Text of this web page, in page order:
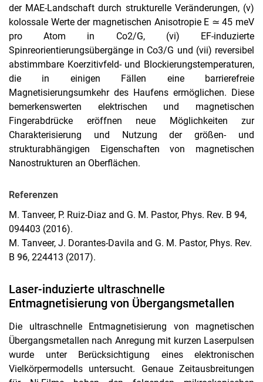
der MAE-Landschaft durch strukturelle Veränderungen, (v)
kolossale Werte der magnetischen Anisotropie E ≃ 45 meV
pro Atom in Co2/G, (vi) EF-induzierte
Spinreorientierungsübergänge in Co3/G und (vii) reversibel
abstimmbare Koerzitivfeld- und Blockierungstemperaturen,
die in einigen Fällen eine barrierefreie
Magnetisierungsumkehr des Haufens ermöglichen. Diese
bemerkenswerten elektrischen und magnetischen
Fingerabdrücke eröffnen neue Möglichkeiten zur
Charakterisierung und Nutzung der größen- und
strukturabhängigen Eigenschaften von magnetischen
Nanostrukturen an Oberflächen.
Referenzen
M. Tanveer, P. Ruiz-Diaz and G. M. Pastor, Phys. Rev. B 94,
094403 (2016).
M. Tanveer, J. Dorantes-Davila and G. M. Pastor, Phys. Rev.
B 96, 224413 (2017).
Laser-induzierte ultraschnelle
Entmagnetisierung von Übergangsmetallen
Die ultraschnelle Entmagnetisierung von magnetischen
Übergangsmetallen nach Anregung mit kurzen Laserpulsen
wurde unter Berücksichtigung eines elektronischen
Vielkörpermodells untersucht. Genaue Zeitausbreitungen